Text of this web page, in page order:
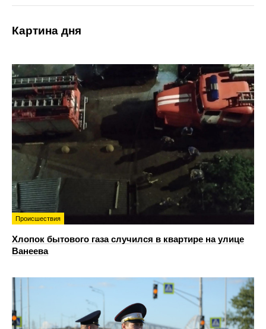
Картина дня
Происшествия
Хлопок бытового газа случился в квартире на улице
Ванеева